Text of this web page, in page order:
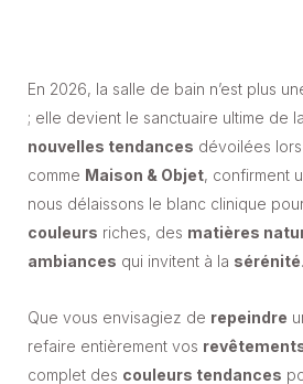
En 2026, la salle de bain n’est plus
; elle devient le sanctuaire ultime de
nouvelles tendances dévoilées
comme Maison & Objet, confirment
nous délaissons le blanc clinique
couleurs riches, des matières
ambiances qui invitent à la sérénité.
Que vous envisagiez de repeindre
refaire entièrement vos
complet des couleurs tendances